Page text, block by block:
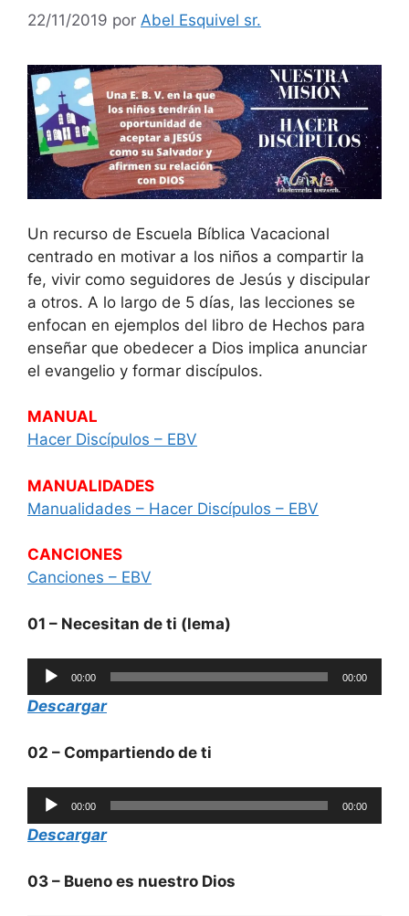
22/11/2019 por Abel Esquivel sr.
Un recurso de Escuela Bíblica Vacacional
centrado en motivar a los niños a compartir la
fe, vivir como seguidores de Jesús y discipular
a otros. A lo largo de 5 días, las lecciones se
enfocan en ejemplos del libro de Hechos para
enseñar que obedecer a Dios implica anunciar
el evangelio y formar discípulos.
MANUAL
Hacer Discípulos – EBV
MANUALIDADES
Manualidades – Hacer Discípulos – EBV
CANCIONES
Canciones – EBV
01 – Necesitan de ti (lema)
Reproductor
de
audio
00:00 00:00
Descargar
02 – Compartiendo de ti
Reproductor
de
audio
00:00 00:00
Descargar
03 – Bueno es nuestro Dios